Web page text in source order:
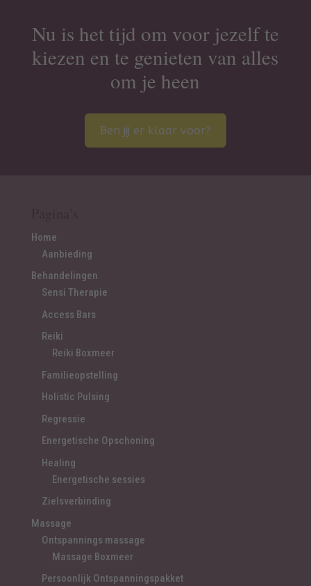
Nu is het tijd om voor jezelf te
kiezen en te genieten van alles
om je heen
Ben jij er klaar voor?
Home
Aanbieding
Behandelingen
Sensi Therapie
Access Bars
Reiki
Reiki Boxmeer
Familieopstelling
Holistic Pulsing
Regressie
Energetische Opschoning
Healing
Energetische sessies
Zielsverbinding
Massage
Ontspannings massage
Massage Boxmeer
Persoonlijk Ontspanningspakket